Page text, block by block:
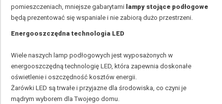
pomieszczeniach, mniejsze gabarytami lampy stojące podłogowe
będą prezentować się wspaniale i nie zabiorą dużo przestrzeni.
Energooszczędna technologia LED
Wiele naszych lamp podłogowych jest wyposażonych w
energooszczędną technologię LED, która zapewnia doskonałe
oświetlenie i oszczędność kosztów energii.
Żarówki LED są trwałe i przyjazne dla środowiska, co czyni je
mądrym wyborem dla Twojego domu.